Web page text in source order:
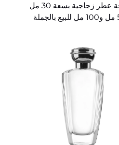
زجاجة عطر زجاجية بسعة 30 مل